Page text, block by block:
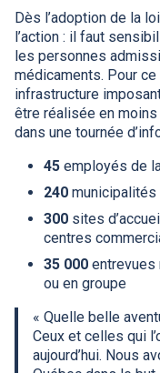
Dès l’adoption de la
l’action : il faut
les personnes
médicaments. Pour ce
infrastructure
être réalisée en
dans une tournée
45 employés de
240
300 sites
centres
35 000 entrevues
ou en groupe
« Quelle belle
Ceux et celles qui
aujourd’hui. Nous